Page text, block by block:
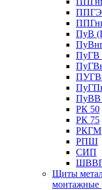
ПуВ
ПуГВ
РК 50
РК 75
РКГМ
РПШ
СИП
Щиты
монтажные